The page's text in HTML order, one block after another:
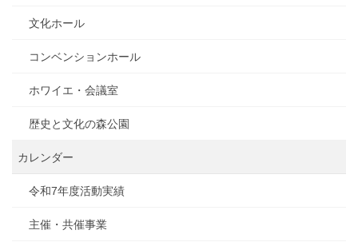
文化ホール
コンベンションホール
ホワイエ・会議室
歴史と文化の森公園
カレンダー
令和7年度活動実績
主催・共催事業